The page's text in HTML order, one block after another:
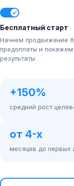
Бесплатный старт
Начнем продвижение
предоплаты и
результаты
+150%
средний рост
от 4-х
месяцев до первых